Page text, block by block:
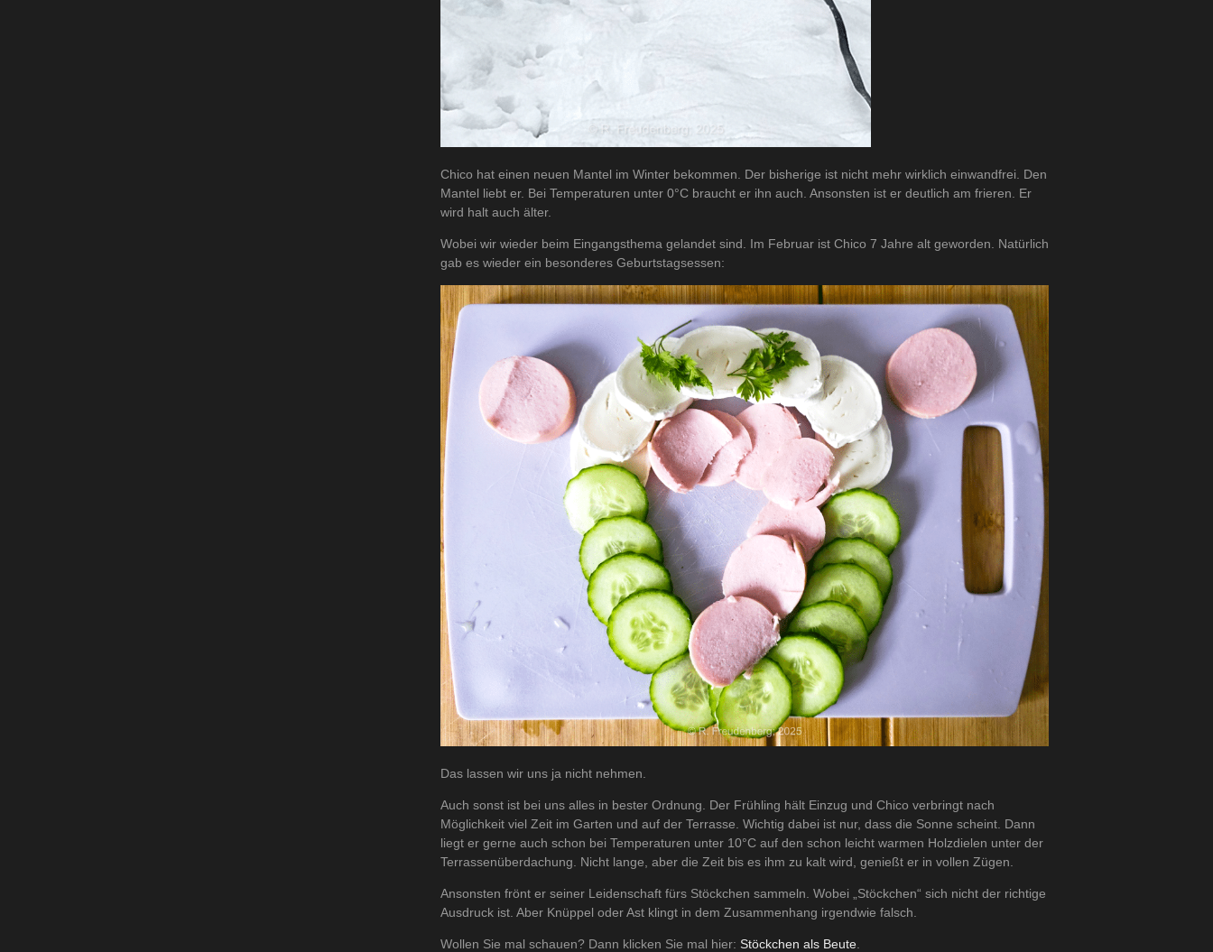
Chico hat einen neuen Mantel im Winter bekommen. Der bisherige ist nicht mehr wirklich einwandfrei. Den
Mantel liebt er. Bei Temperaturen unter 0°C braucht er ihn auch. Ansonsten ist er deutlich am frieren. Er
wird halt auch älter.
Wobei wir wieder beim Eingangsthema gelandet sind. Im Februar ist Chico 7 Jahre alt geworden. Natürlich
gab es wieder ein besonderes Geburtstagsessen:
Das lassen wir uns ja nicht nehmen.
Auch sonst ist bei uns alles in bester Ordnung. Der Frühling hält Einzug und Chico verbringt nach
Möglichkeit viel Zeit im Garten und auf der Terrasse. Wichtig dabei ist nur, dass die Sonne scheint. Dann
liegt er gerne auch schon bei Temperaturen unter 10°C auf den schon leicht warmen Holzdielen unter der
Terrassenüberdachung. Nicht lange, aber die Zeit bis es ihm zu kalt wird, genießt er in vollen Zügen.
Ansonsten frönt er seiner Leidenschaft fürs Stöckchen sammeln. Wobei „Stöckchen“ sich nicht der richtige
Ausdruck ist. Aber Knüppel oder Ast klingt in dem Zusammenhang irgendwie falsch.
Wollen Sie mal schauen? Dann klicken Sie mal hier: Stöckchen als Beute